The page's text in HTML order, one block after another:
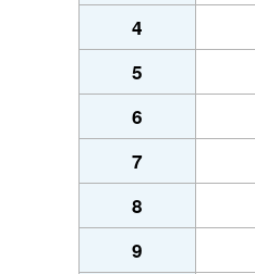
4
5
6
7
8
9